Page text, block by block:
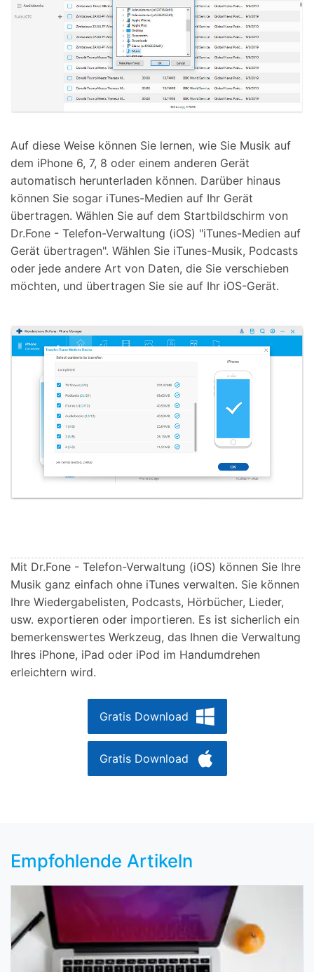
Auf diese Weise können Sie lernen, wie Sie Musik auf
dem iPhone 6, 7, 8 oder einem anderen Gerät
automatisch herunterladen können. Darüber hinaus
können Sie sogar iTunes-Medien auf Ihr Gerät
übertragen. Wählen Sie auf dem Startbildschirm von
Dr.Fone - Telefon-Verwaltung (iOS) "iTunes-Medien auf
Gerät übertragen". Wählen Sie iTunes-Musik, Podcasts
oder jede andere Art von Daten, die Sie verschieben
möchten, und übertragen Sie sie auf Ihr iOS-Gerät.
Mit Dr.Fone - Telefon-Verwaltung (iOS) können Sie Ihre
Musik ganz einfach ohne iTunes verwalten. Sie können
Ihre Wiedergabelisten, Podcasts, Hörbücher, Lieder,
usw. exportieren oder importieren. Es ist sicherlich ein
bemerkenswertes Werkzeug, das Ihnen die Verwaltung
Ihres iPhone, iPad oder iPod im Handumdrehen
erleichtern wird.
Gratis Download
Gratis Download
Empfohlende Artikeln